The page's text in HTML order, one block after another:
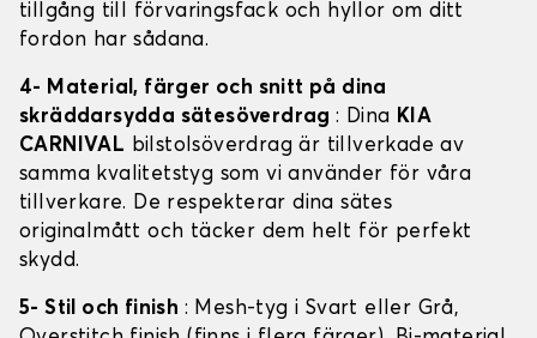
tillgång till förvaringsfack och hyllor om ditt
fordon har sådana.
4- Material, färger och snitt på dina
skräddarsydda sätesöverdrag: Dina KIA
CARNIVAL bilstolsöverdrag är tillverkade av
samma kvalitetstyg som vi använder för våra
tillverkare. De respekterar dina sätes
originalmått och täcker dem helt för perfekt
skydd.
5- Stil och finish : Mesh-tyg i Svart eller Grå,